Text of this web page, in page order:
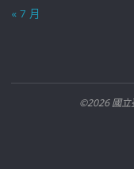
« 7 月
©2026 國立